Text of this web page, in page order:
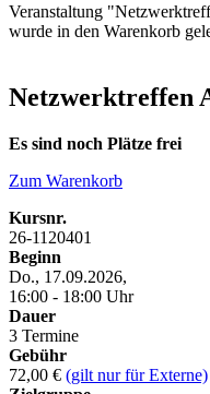
Veranstaltung
wurde in den Warenkorb
Netzwerktreffen
Es sind noch Plätze frei
Zum Warenkorb
Kursnr.
26-1120401
Beginn
Do., 17.09.2026,
16:00 - 18:00 Uhr
Dauer
3 Termine
Gebühr
72,00 € (gilt nur für Externe)